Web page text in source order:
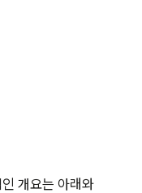
개요는 아래와